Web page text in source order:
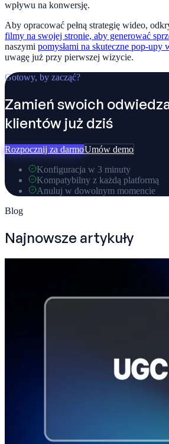
wpływu na konwersję.
Aby opracować pełną strategię wideo,
filmy na swojej stronie, aby generować
naszymi pomysłami na skuteczne pop-upy
uwagę już przy pierwszej wizycie.
Gotowy, by zacząć?
Zamień swoich
klientów już dziś
Rozpocznij za darmoUmów demo
Konfiguracja w 3 minuty
Kompatybilny z każdą platformą
Anuluj w dowolnym momencie
Blog
Najnowsze artykuły